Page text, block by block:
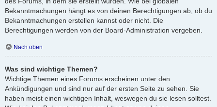
Bekanntmachungen hängt es von deinen Berechtigungen ab, ob du
Bekanntmachungen erstellen kannst oder nicht. Die
Berechtigungen werden von der Board-Administration vergeben.
Nach oben
Was sind wichtige Themen?
Wichtige Themen eines Forums erscheinen unter den
Ankündigungen und sind nur auf der ersten Seite zu sehen. Sie
haben meist einen wichtigen Inhalt, weswegen du sie lesen solltest.